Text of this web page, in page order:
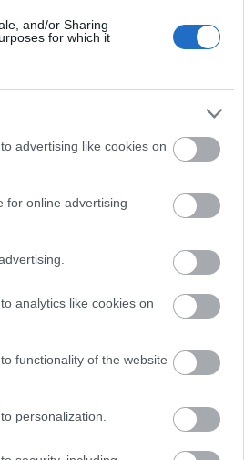
and/or Sharing
for which it
advertising like cookies on
for online advertising
analytics like cookies on
functionality of the website
personalization.
a